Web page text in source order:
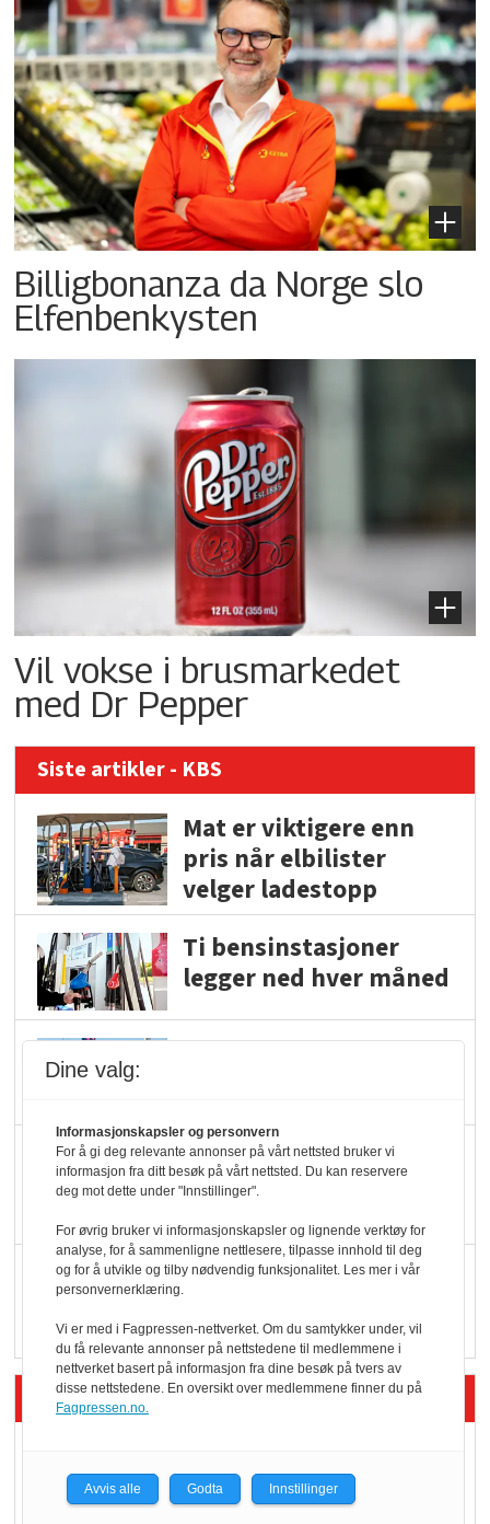
Billigbonanza da Norge slo
Elfenbenkysten
Vil vokse i brusmarkedet
med Dr Pepper
Siste artikler - KBS
Mat er viktigere enn
pris når elbilister
velger ladestopp
Ti bensinstasjoner
legger ned hver måned
Potetball, kylling og 98
KBS-bransjen i
endring: Stadig større
serveringstilbud
Vokser med ferdigmat
Siste artikler - Butikk i praksis
dundrer videre
Dine valg:
Informasjonskapsler og personvern
For å gi deg relevante annonser på vårt nettsted bruker vi
informasjon fra ditt besøk på vårt nettsted. Du kan reservere
deg mot dette under "Innstillinger".
For øvrig bruker vi informasjonskapsler og lignende verktøy for
analyse, for å sammenligne nettlesere, tilpasse innhold til deg
og for å utvikle og tilby nødvendig funksjonalitet. Les mer i vår
personvernerklæring.
Vi er med i Fagpressen-nettverket. Om du samtykker under, vil
du få relevante annonser på nettstedene til medlemmene i
nettverket basert på informasjon fra dine besøk på tvers av
disse nettstedene. En oversikt over medlemmene finner du på
Fagpressen.no.
Avvis alle Godta Innstillinger